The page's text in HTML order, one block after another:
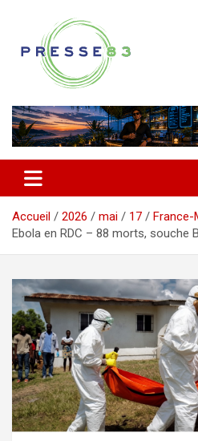
contenu
Presse 83
Accueil 2026 mai 17 France-
Ebola en RDC – 88 morts, souche